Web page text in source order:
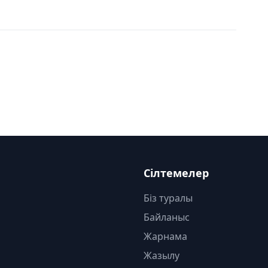
Сілтемелер
Біз туралы
Байланыс
Жарнама
Жазылу